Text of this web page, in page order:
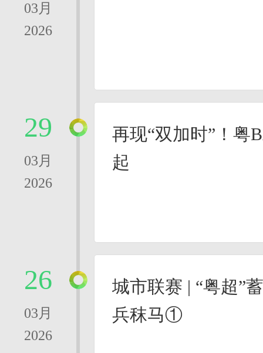
03月
2026
29
03月
2026
再现“双加时”！粤
起
26
03月
2026
城市联赛 | “粤超”
兵秣马①